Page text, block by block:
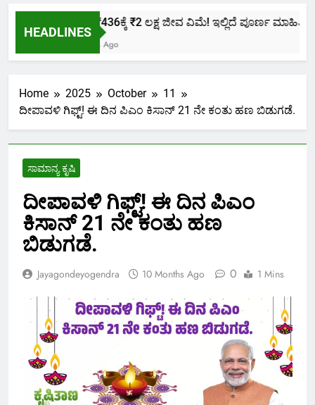
HEADLINES
ಕೇವಲ ₹436ಕ್ಕೆ ₹2 ಲಕ್ಷ ಜೀವ ವಿಮೆ! ಇಲ್ಲಿದೆ ಪೂರ್ಣ ಮಾಹಿತಿ.
2 Months Ago
Home 2025 October
11
ದೀಪಾವಳಿ ಗಿಫ್ಟ್! ಈ ದಿನ ಪಿಎಂ ಕಿಸಾನ್ 21 ನೇ ಕಂತು ಹಣ ಬಿಡುಗಡೆ.
ಸಾಮಾನ್ಯ ಕೃಷಿ
ದೀಪಾವಳಿ ಗಿಫ್ಟ್! ಈ ದಿನ ಪಿಎಂ
ಕಿಸಾನ್ 21 ನೇ ಕಂತು ಹಣ
ಬಿಡುಗಡೆ.
Jayagondeyogendra 10 Months Ago 0 1 Mins